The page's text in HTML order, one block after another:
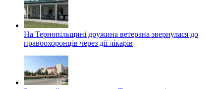
На Тернопільщині дружина ветерана звернулася до
правоохоронців через дії лікарів